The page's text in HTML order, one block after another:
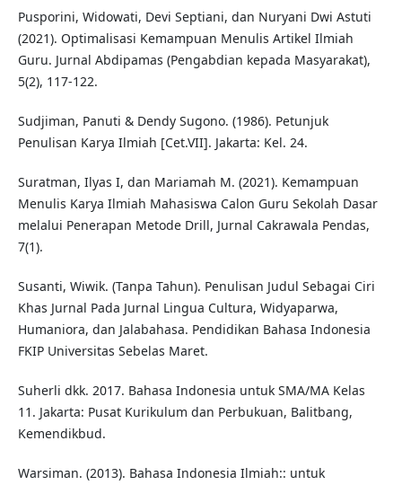
Pusporini, Widowati, Devi Septiani, dan Nuryani Dwi Astuti
(2021). Optimalisasi Kemampuan Menulis Artikel Ilmiah
Guru. Jurnal Abdipamas (Pengabdian kepada Masyarakat),
5(2), 117-122.
Sudjiman, Panuti & Dendy Sugono. (1986). Petunjuk
Penulisan Karya Ilmiah [Cet.VII]. Jakarta: Kel. 24.
Suratman, Ilyas I, dan Mariamah M. (2021). Kemampuan
Menulis Karya Ilmiah Mahasiswa Calon Guru Sekolah Dasar
melalui Penerapan Metode Drill, Jurnal Cakrawala Pendas,
7(1).
Susanti, Wiwik. (Tanpa Tahun). Penulisan Judul Sebagai Ciri
Khas Jurnal Pada Jurnal Lingua Cultura, Widyaparwa,
Humaniora, dan Jalabahasa. Pendidikan Bahasa Indonesia
FKIP Universitas Sebelas Maret.
Suherli dkk. 2017. Bahasa Indonesia untuk SMA/MA Kelas
11. Jakarta: Pusat Kurikulum dan Perbukuan, Balitbang,
Kemendikbud.
Warsiman. (2013). Bahasa Indonesia Ilmiah:: untuk